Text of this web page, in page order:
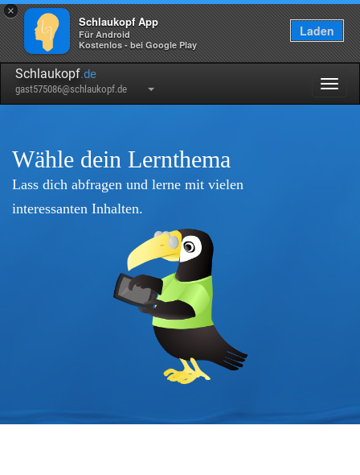
×
Schlaukopf App
Für Android
Kostenlos - bei Google Play
Laden
Schlaukopf.de
gast575086@schlaukopf.de
Wähle dein Lernthema
Lass dich abfragen und lerne mit vielen
interessanten Inhalten.